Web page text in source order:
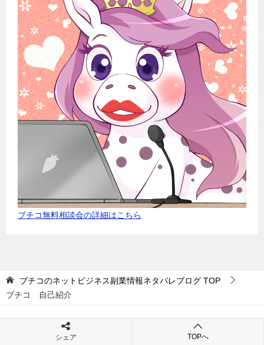
ブチコ無料相談会の詳細はこちら
ブチコのネットビジネス副業情報ネタバレブログ TOP
ブチコ 自己紹介
ブチコのお墨付き商材
シェア TOPへ